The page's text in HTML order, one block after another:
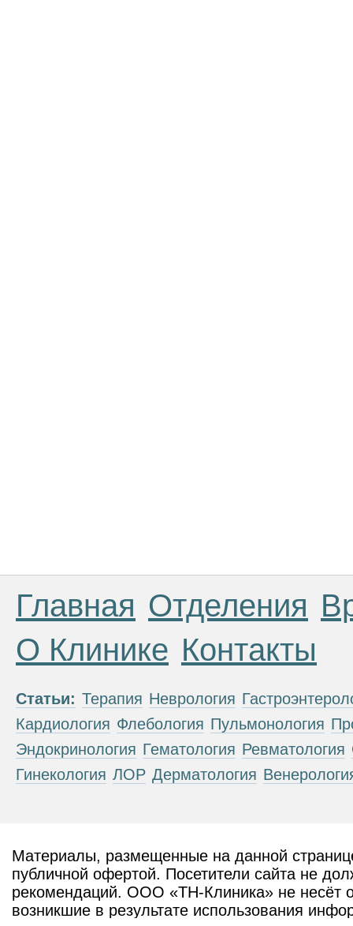
Главная Отделения
О Клинике Контакты
Статьи: Терапия Неврология
Кардиология Флебология Пульмонология
Эндокринология Гематология Ревматология
Гинекология ЛОР Дерматология
Материалы, размещенные на данной
публичной офертой. Посетители сайта не
рекомендаций. ООО «ТН-Клиника» не несёт
возникшие в результате использования